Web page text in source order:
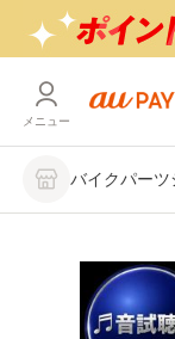
メニュー
バイクパー